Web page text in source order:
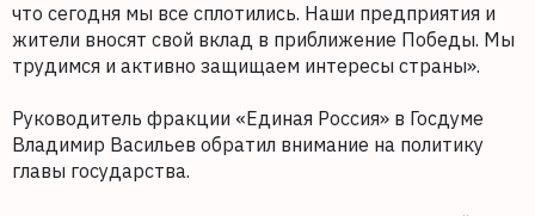
что сегодня мы все сплотились. Наши предприятия и
жители вносят свой вклад в приближение Победы. Мы
трудимся и активно защищаем интересы страны».
Руководитель фракции «Единая Россия» в Госдуме
Владимир Васильев обратил внимание на политику
главы государства.